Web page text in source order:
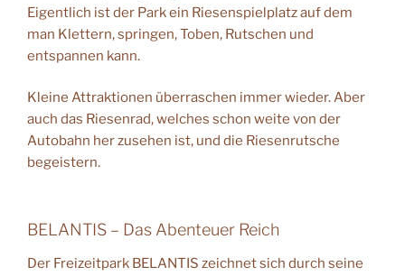
Eigentlich ist der Park ein Riesenspielplatz auf dem
man Klettern, springen, Toben, Rutschen und
entspannen kann.
Kleine Attraktionen überraschen immer wieder. Aber
auch das Riesenrad, welches schon weite von der
Autobahn her zusehen ist, und die Riesenrutsche
begeistern.
BELANTIS – Das Abenteuer Reich
Der Freizeitpark BELANTIS zeichnet sich durch seine